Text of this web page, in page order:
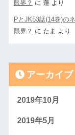
限界？ に 蓮より
PとJK53話(14巻)の
限界？ に たま より
アーカイブ
2019年10月
2019年5月